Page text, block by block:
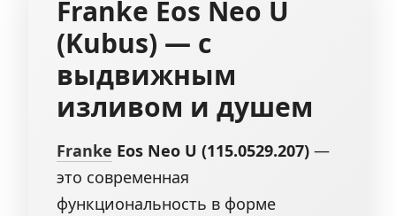
Franke Eos Neo U
(Kubus) — с
выдвижным
изливом и душем
Franke Eos Neo U (115.0529.207) —
это современная
функциональность в форме